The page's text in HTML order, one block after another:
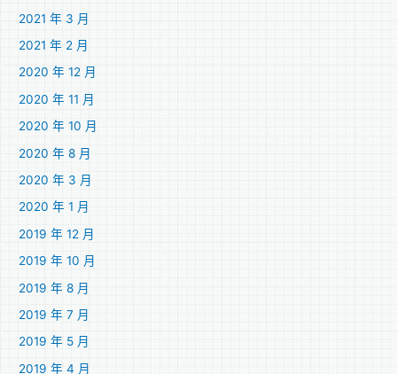
2021 年 3 月
2021 年 2 月
2020 年 12 月
2020 年 11 月
2020 年 10 月
2020 年 8 月
2020 年 3 月
2020 年 1 月
2019 年 12 月
2019 年 10 月
2019 年 8 月
2019 年 7 月
2019 年 5 月
2019 年 4 月